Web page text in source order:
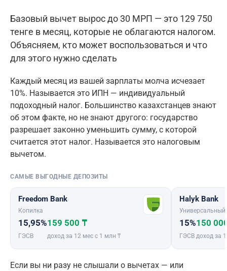
Базовый вычет вырос до 30 МРП — это 129 750
тенге в месяц, которые не облагаются налогом.
Объясняем, кто может воспользоваться и что
для этого нужно сделать
Каждый месяц из вашей зарплаты молча исчезает
10%. Называется это ИПН — индивидуальный
подоходный налог. Большинство казахстанцев знают
об этом факте, но не знают другого: государство
разрешает законно уменьшить сумму, с которой
считается этот налог. Называется это налоговым
вычетом.
САМЫЕ ВЫГОДНЫЕ ДЕПОЗИТЫ
Freedom Bank
Копилка
15,95%
ГЭСВ
159 500 ₸
доход за 12 мес с 1 млн ₸
Halyk Bank
Универсальный
15%
ГЭСВ
150
доход за
Если вы ни разу не слышали о вычетах — или